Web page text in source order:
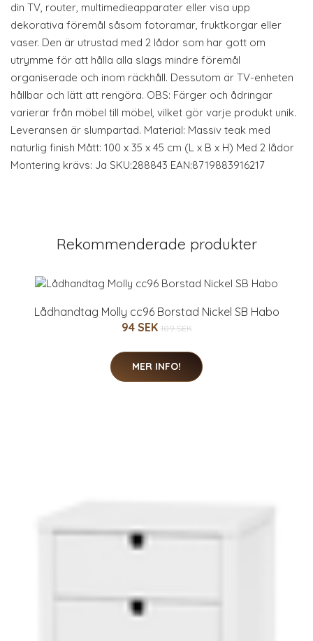
din TV, router, multimedieapparater eller visa upp
dekorativa föremål såsom fotoramar, fruktkorgar eller
vaser. Den är utrustad med 2 lådor som har gott om
utrymme för att hålla alla slags mindre föremål
organiserade och inom räckhåll. Dessutom är TV-enheten
hållbar och lätt att rengöra. OBS: Färger och ådringar
varierar från möbel till möbel, vilket gör varje produkt unik.
Leveransen är slumpartad. Material: Massiv teak med
naturlig finish Mått: 100 x 35 x 45 cm (L x B x H) Med 2 lådor
Montering krävs: Ja SKU:288843 EAN:8719883916217
Rekommenderade produkter
Lådhandtag Molly cc96 Borstad Nickel SB Habo
94 SEK 109 SEK
MER INFO!